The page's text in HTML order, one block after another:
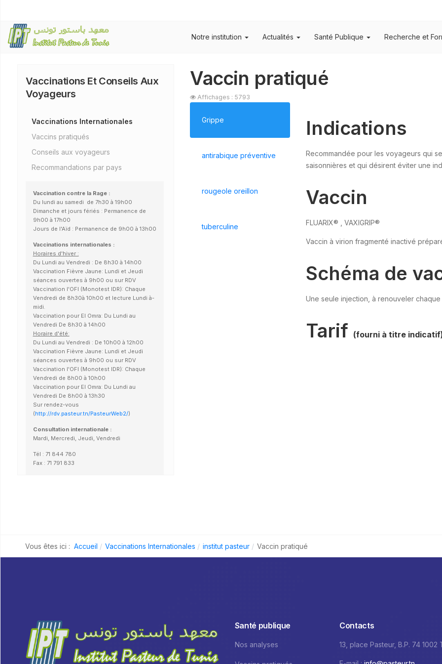
Notre institution Actualités Santé Publique Recherche et
Vaccin pratiqué
Affichages : 5793
Grippe
antirabique préventive
rougeole oreillon
tuberculine
Indications
Recommandée pour les voyageurs qui
saisonnières et qui désirent éviter une
Vaccin
FLUARIX® , VAXIGRIP®
Vaccin à virion fragmenté inactivé
Schéma de
Une seule injection, à renouveler chaque
Tarif (fourni à titre
Vaccinations Et Conseils Aux
Voyageurs
Vaccinations Internationales
Vaccins pratiqués
Conseils aux voyageurs
Recommandations par pays
Vaccination contre la Rage :
Du lundi au samedi de 7h30 à 19h00
Dimanche et jours fériés : Permanence de
9h00 à 17h00
Jours de l'Aïd : Permanence de 9h00 à 13h00
Vaccinations internationales :
Horaires d'hiver :
Du Lundi au Vendredi : De 8h30 à 14h00
Vaccination Fièvre Jaune: Lundi et Jeudi
séances ouvertes à 9h00 ou sur RDV
Vaccination l'OFI (Monotest IDR): Chaque
Vendredi de 8h30à 10h00 et lecture Lundi à-
midi.
Vaccination pour El Omra: Du Lundi au
Vendredi De 8h30 à 14h00
Horaire d'été:
Du Lundi au Vendredi : De 10h00 à 12h00
Vaccination Fièvre Jaune: Lundi et Jeudi
séances ouvertes à 9h00 ou sur RDV
Vaccination l'OFI (Monotest IDR): Chaque
Vendredi de 8h00 à 10h00
Vaccination pour El Omra: Du Lundi au
Vendredi De 8h00 à 13h30
Sur rendez-vous
(http://rdv.pasteur.tn/PasteurWeb2/)
Consultation internationale :
Mardi, Mercredi, Jeudi, Vendredi
Tél : 71 844 780
Fax : 71 791 833
Vous êtes ici : Accueil Vaccinations Internationales institut pasteur Vaccin pratiqué
Santé publique
Nos analyses
Contacts
13, place Pasteur, B.P. 74